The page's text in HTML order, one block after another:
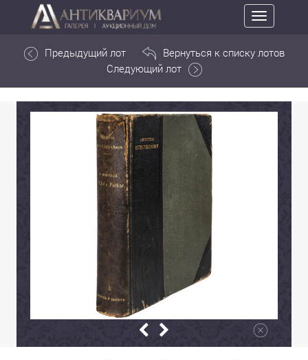
Toggle
navigation
Предыдущий лот
Вернуться к списку лотов
Следующий лот